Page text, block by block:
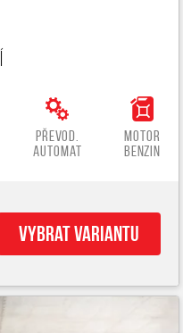
Převod.
automat
Motor
benzin
Vybrat variantu